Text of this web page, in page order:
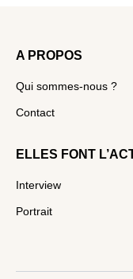
A PROPOS
Qui sommes-nous ?
Contact
ELLES FONT
Interview
Portrait